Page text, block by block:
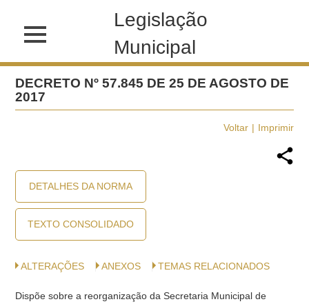
Legislação
Municipal
DECRETO Nº 57.845 DE 25 DE AGOSTO DE
2017
Voltar Imprimir
DETALHES DA NORMA
TEXTO CONSOLIDADO
ALTERAÇÕES ANEXOS TEMAS RELACIONADOS
Dispõe sobre a reorganização da Secretaria Municipal de